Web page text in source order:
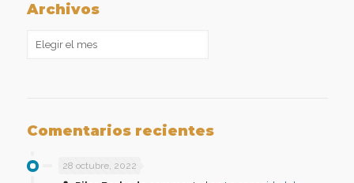
Archivos
Comentarios recientes
28 octubre, 2022